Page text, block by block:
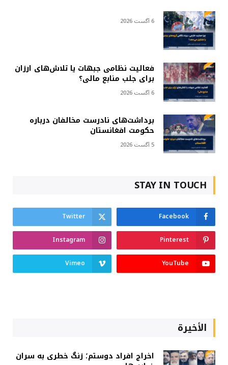
6 آگست 2026
فعالیت نظامی جبهات یا تلاش‌های ارزان
برای جلب منابع مالی؟
6 آگست 2026
برداشت‌های نادرست مخالفان درباره
حکومت افغانستان
5 آگست 2026
STAY IN TOUCH
Facebook
Twitter
Pinterest
Instagram
YouTube
Vimeo
الأخيرة
اخراج افراد دوستم؛ زنگ خطری به سران